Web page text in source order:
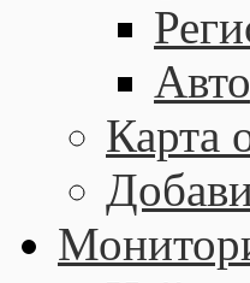
Карта